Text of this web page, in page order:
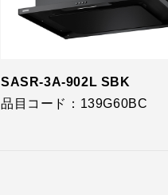
SASR-3A-902L SBK
品目コード：139G60BC